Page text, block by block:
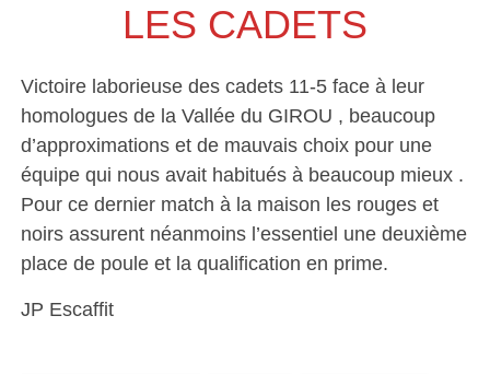
LES CADETS
Victoire laborieuse des cadets 11-5 face à leur
homologues de la Vallée du GIROU , beaucoup
d’approximations et de mauvais choix pour une
équipe qui nous avait habitués à beaucoup mieux .
Pour ce dernier match à la maison les rouges et
noirs assurent néanmoins l’essentiel une deuxième
place de poule et la qualification en prime.
JP Escaffit